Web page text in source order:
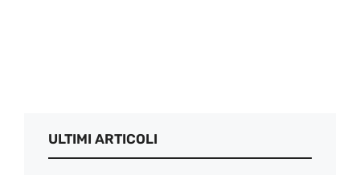
ULTIMI ARTICOLI